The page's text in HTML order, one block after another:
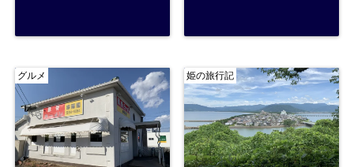
グルメ 姫の旅行記